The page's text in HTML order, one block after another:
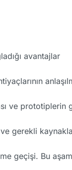
avantajlar
ve
gerekli
geçişi. Bu